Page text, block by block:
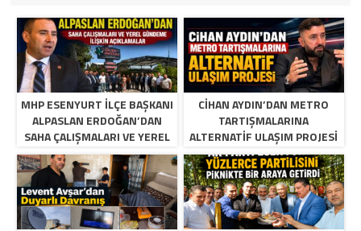
MHP ESENYURT İLÇE BAŞKANI
ALPASLAN ERDOĞAN’DAN
SAHA ÇALIŞMALARI VE YEREL
GÜNDEME İLIŞKIN
AÇIKLAMALAR
CIHAN AYDIN’DAN METRO
TARTIŞMALARINA
ALTERNATIF ULAŞIM PROJESI